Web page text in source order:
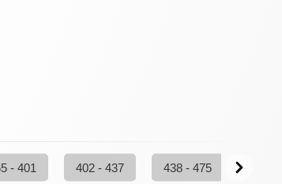
- 401 402 - 437 438 - 475